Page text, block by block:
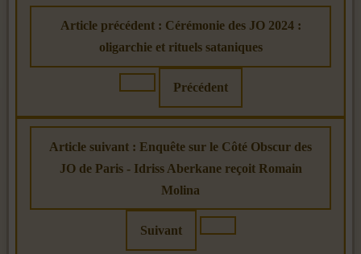
Article précédent : Cérémonie des JO 2024 :
oligarchie et rituels sataniques
Précédent
Article suivant : Enquête sur le Côté Obscur des
JO de Paris - Idriss Aberkane reçoit Romain
Molina
Suivant